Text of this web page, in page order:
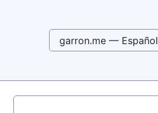
garron.me — Español